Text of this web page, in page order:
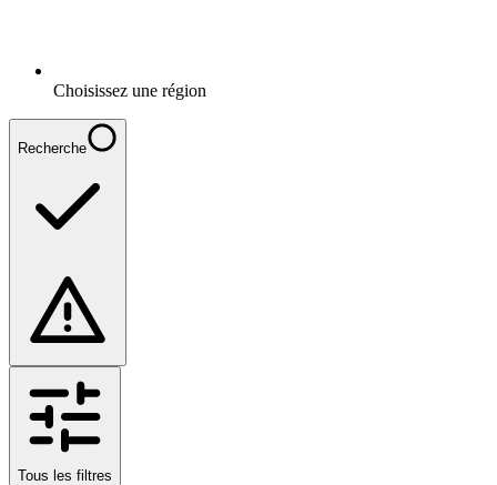
Choisissez une région
Recherche
Tous les filtres